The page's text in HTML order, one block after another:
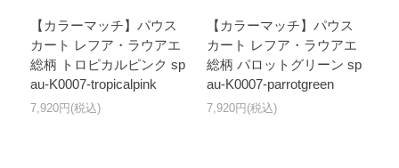
【カラーマッチ】パウス
カート レフア・ラウアエ
総柄 トロピカルピンク sp
au-K0007-tropicalpink
7,920円(税込)
【カラーマッチ】パウス
カート レフア・ラウアエ
総柄 パロットグリーン sp
au-K0007-parrotgreen
7,920円(税込)